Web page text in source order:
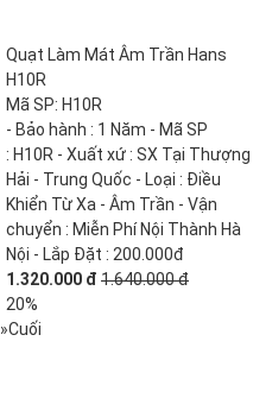
Quạt Làm Mát Âm Trần Hans
H10R
Mã SP: H10R
- Bảo hành : 1 Năm - Mã SP
: H10R - Xuất xứ : SX Tại Thượng
Hải - Trung Quốc - Loại : Điều
Khiển Từ Xa - Âm Trần - Vận
chuyển : Miễn Phí Nội Thành Hà
Nội - Lắp Đặt : 200.000đ
1.320.000 đ 1.640.000 đ
20%
»Cuối